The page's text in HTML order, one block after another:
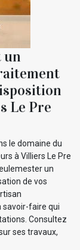
un
Le Pre
le domaine du
à Villiers Le Pre
un
de vos
savoir-faire qui
Consultez
ses travaux,